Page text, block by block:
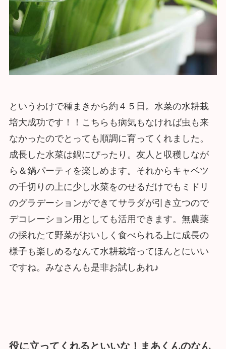
というわけで種まきから約４５日。水菜の水耕栽
培大成功です！！こちらも病気もなければ虫も来
なかったのでとっても順調に育ってくれました。
成長した水菜は鍋にぴったり。友人と収穫しなが
ら＆鍋パーティを楽しめます。それからキャベツ
の千切りの上に少し水菜をのせるだけでもミドリ
のグラデーションができてサラダが引き立つので
デコレーション用としても活用できます。無農薬
の採れたて野菜がおいしく食べられる上に成長の
様子も楽しめるなんて水耕栽培ってほんとにいい
ですね。みなさんも是非お試しあれ♪
役に立ってくれるといいな！まあくんのなん